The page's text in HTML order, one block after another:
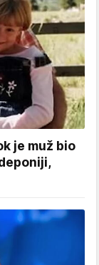
je muž bio